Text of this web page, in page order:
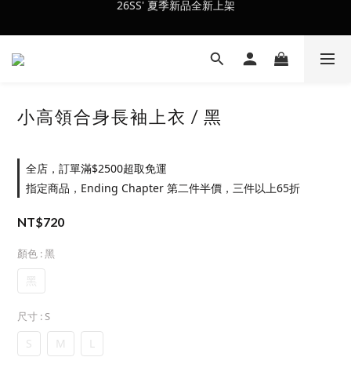
會員訂單滿$2500超取免運
小高領合身長袖上衣 / 黑
全店，訂單滿$2500超取免運
指定商品，Ending Chapter 第二件半價，三件以上65折
NT$720
顏色 : 黑
黑
尺寸 : S
S M L